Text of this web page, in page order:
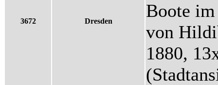
3672 Dresden
Boote
von
1880,